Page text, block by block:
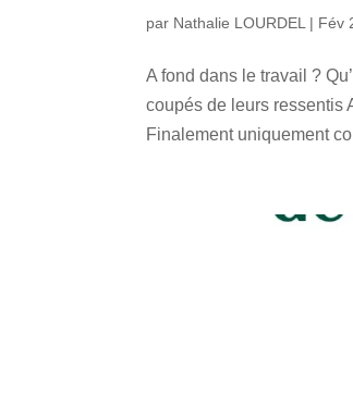
par Nathalie LOURDEL | Fév
A fond dans le travail ?
coupés de leurs ressentis
Finalement uniquement